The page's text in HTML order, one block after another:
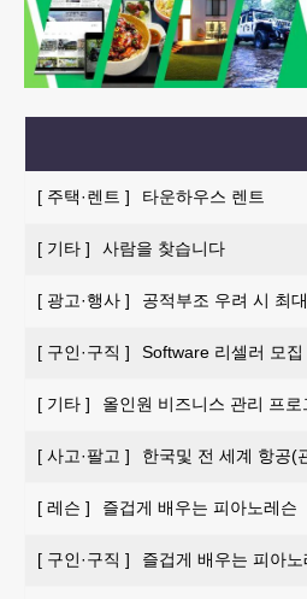
[ 주택·렌트 ] 타운하우스 렌트
[ 기타 ] 사람을 찾습니다
[ 광고·행사 ] 공적부조 우려 시 최
[ 구인·구직 ] Software 리셀러 모집
[ 기타 ] 올인원 비즈니스 관리 프로
[ 사고·팔고 ] 한국및 전 세계 항공(
[ 레슨 ] 즐겁게 배우는 피아노레슨
[ 구인·구직 ] 즐겁게 배우는 피아노